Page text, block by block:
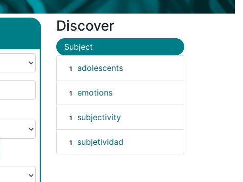
Discover
Subject
1 adolescents
1 emotions
1 subjectivity
1 subjetividad